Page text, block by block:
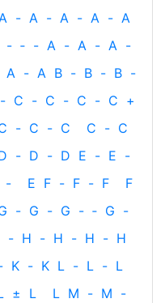
- A - A - A - A
- ‐ - A - A - A -
A - A B - B - B -
- C - C - C - C +
- C - C C - C
- D - D E - E -
- E F - F - F
F
- G - G - ‐ G -
- H - H - H - H
K - K L - L - L
± L L M - M -